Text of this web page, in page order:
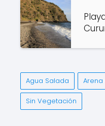
Agua Salada Arena
Sin Vegetación